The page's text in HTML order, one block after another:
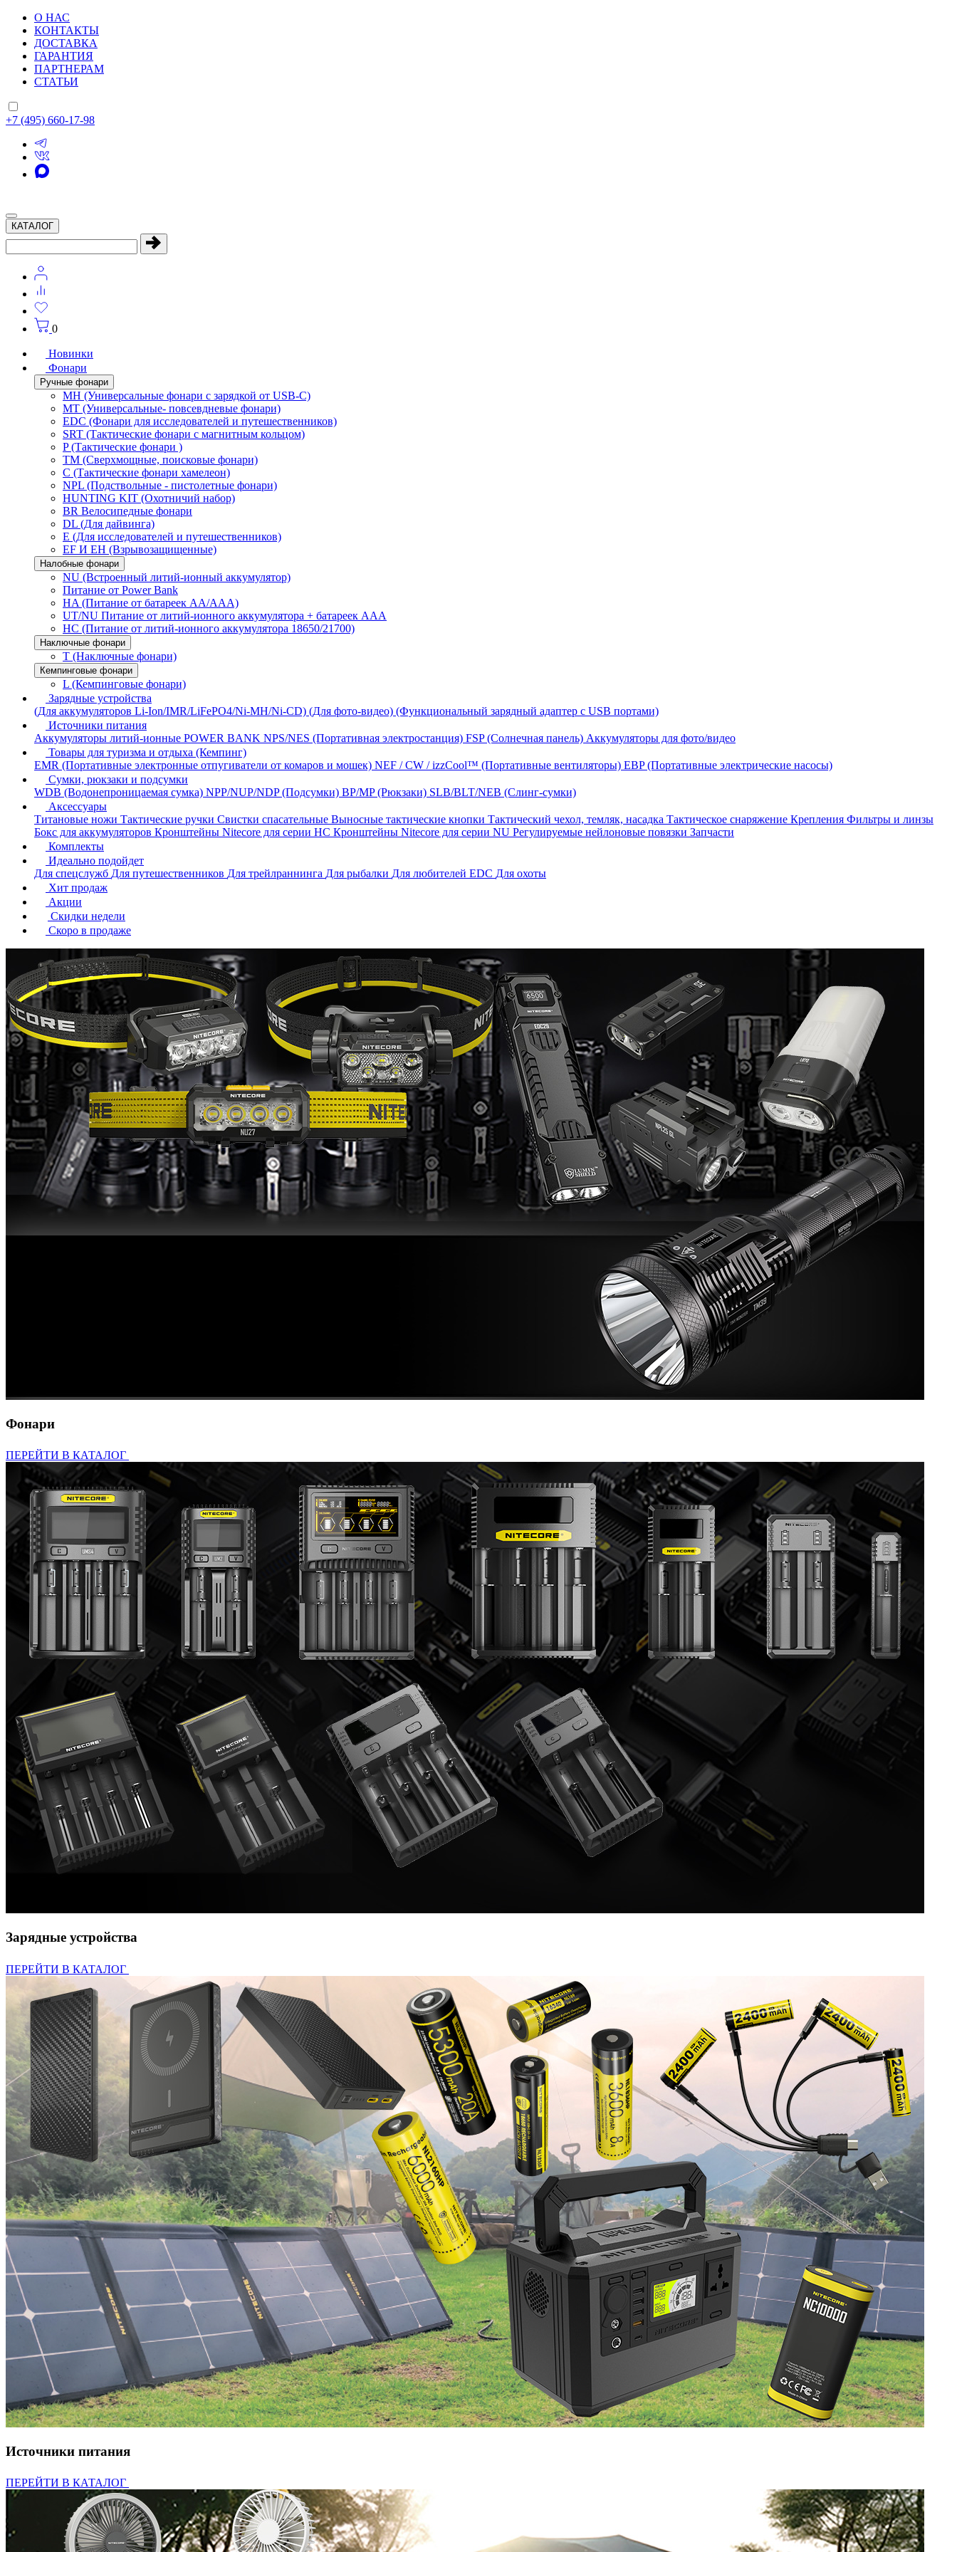
О НАС
КОНТАКТЫ
ДОСТАВКА
ГАРАНТИЯ
ПАРТНЕРАМ
СТАТЬИ
+7 (495) 660-17-98
КАТАЛОГ
0
Новинки
Фонари
Ручные фонари
MH (Универсальные фонари с зарядкой от USB-C)
MT (Универсальные- повсевдневые фонари)
EDC (Фонари для исследователей и путешественников)
SRT (Тактические фонари с магнитным кольцом)
P (Тактические фонари )
TM (Сверхмощные, поисковые фонари)
C (Тактические фонари хамелеон)
NPL (Подствольные - пистолетные фонари)
HUNTING KIT (Охотничий набор)
BR Велосипедные фонари
DL (Для дайвинга)
E (Для исследователей и путешественников)
EF И EH (Взрывозащищенные)
Налобные фонари
NU (Встроенный литий-ионный аккумулятор)
Питание от Power Bank
HA (Питание от батареек AA/AAA)
UT/NU Питание от литий-ионного аккумулятора + батареек AAA
HC (Питание от литий-ионного аккумулятора 18650/21700)
Наключные фонари
T (Наключные фонари)
Кемпинговые фонари
L (Кемпинговые фонари)
Зарядные устройства
(Для аккумуляторов Li-Ion/IMR/LiFePO4/Ni-MH/Ni-CD) (Для фото-видео) (Функциональный зарядный адаптер с USB портами)
Источники питания
Аккумуляторы литий-ионные POWER BANK NPS/NES (Портативная электростанция) FSP (Солнечная панель) Аккумуляторы для фото/видео
Товары для туризма и отдыха (Кемпинг)
EMR (Портативные электронные отпугиватели от комаров и мошек) NEF / CW / izzCool™ (Портативные вентиляторы) EBP (Портативные электрические насосы)
Сумки, рюкзаки и подсумки
WDB (Водонепроницаемая сумка) NPP/NUP/NDP (Подсумки) BP/MP (Рюкзаки) SLB/BLT/NEB (Слинг-сумки)
Аксессуары
Титановые ножи Тактические ручки Свистки спасательные Выносные тактические кнопки Тактический чехол, темляк, насадка Тактическое снаряжение Крепления Фильтры и линзы
Бокс для аккумуляторов Кронштейны Nitecore для серии HС Кронштейны Nitecore для серии NU Регулируемые нейлоновые повязки Запчасти
Комплекты
Идеально подойдет
Для спецслужб Для путешественников Для трейлраннинга Для рыбалки Для любителей EDC Для охоты
Хит продаж
Акции
Скидки недели
Скоро в продаже
Фонари
ПЕРЕЙТИ В КАТАЛОГ
Зарядные устройства
ПЕРЕЙТИ В КАТАЛОГ
Источники питания
ПЕРЕЙТИ В КАТАЛОГ